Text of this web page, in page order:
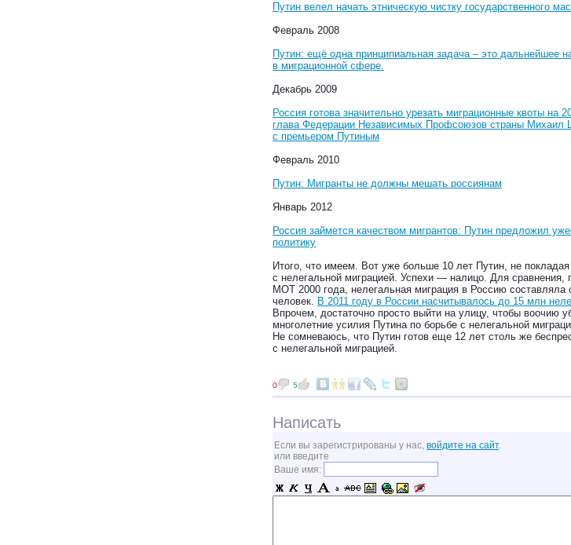
Путин велел начать этническую чистку государственного
Февраль 2008
Путин: ещё одна принципиальная задача – это дальнейшее
в миграционной сфере.
Декабрь 2009
Россия готова значительно урезать миграционные квоты на
глава Федерации Независимых Профсоюзов страны Михаил
с премьером Путиным
Февраль 2010
Путин: Мигранты не должны мешать россиянам
Январь 2012
Россия займется качеством мигрантов: Путин предложил
политику
Итого, что имеем. Вот уже больше 10 лет Путин, не покладая
с нелегальной миграцией. Успехи — налицо. Для сравнения,
МОТ 2000 года, нелегальная миграция в Россию составляла
человек. В 2011 году в России насчитывалось до 15 млн
Впрочем, достаточно просто выйти на улицу, чтобы воочию
многолетние усилия Путина по борьбе с нелегальной
Не сомневаюсь, что Путин готов еще 12 лет столь же
с нелегальной миграцией.
0 5
Написать
Если вы зарегистрированы у нас, войдите на сайт.
или введите
Ваше имя: